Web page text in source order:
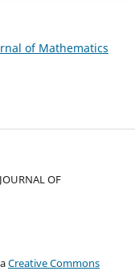
of Mathematics
OF
Creative Commons